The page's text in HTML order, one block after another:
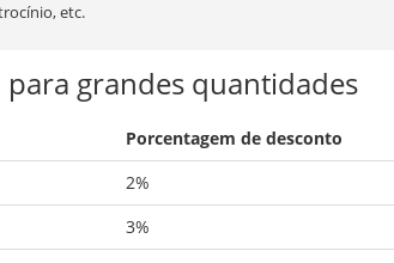
etc.
para grandes quantidades
Porcentagem de desconto
2%
3%